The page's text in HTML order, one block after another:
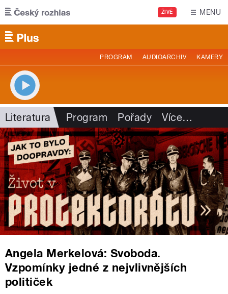
Přejít k hlavnímu obsahu
ŽIVĚ MENU
PROGRAM AUDIOARCHIV KAMERY
Literatura Program Pořady Více…
Angela Merkelová: Svoboda.
Vzpomínky jedné z nejvlivnějších
političek